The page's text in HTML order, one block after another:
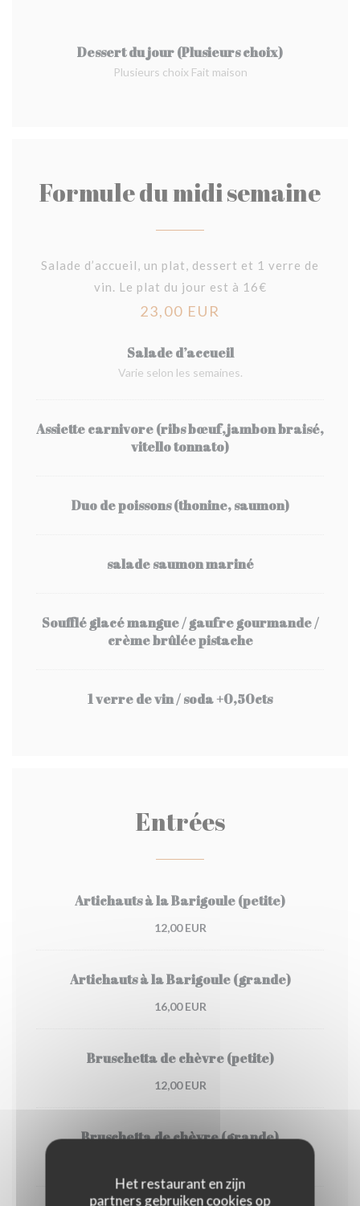
Het restaurant en zijn
partners gebruiken cookies op
Dessert du jour (Plusieurs choix)
Plusieurs choix Fait maison
Formule du midi semaine
Salade d’accueil, un plat, dessert et 1 verre de
vin. Le plat du jour est à 16€
23,00 EUR
Salade d’accueil
Varie selon les semaines.
Assiette carnivore (ribs bœuf,jambon braisé,
vitello tonnato)
Duo de poissons (thonine, saumon)
salade saumon mariné
Soufflé glacé mangue / gaufre gourmande /
crème brûlée pistache
1 verre de vin / soda +0,50cts
Entrées
Artichauts à la Barigoule (petite)
12,00 EUR
Artichauts à la Barigoule (grande)
16,00 EUR
Bruschetta de chèvre (petite)
12,00 EUR
Bruschetta de chèvre (grande)